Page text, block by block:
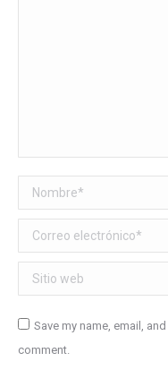
Nombre *
Correo electrónico *
Sitio web
Save my name, email,
comment.